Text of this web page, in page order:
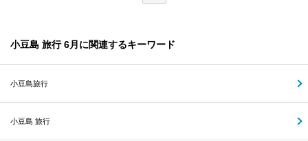
小豆島 旅行 6月に関連するキーワード
小豆島旅行
小豆島 旅行